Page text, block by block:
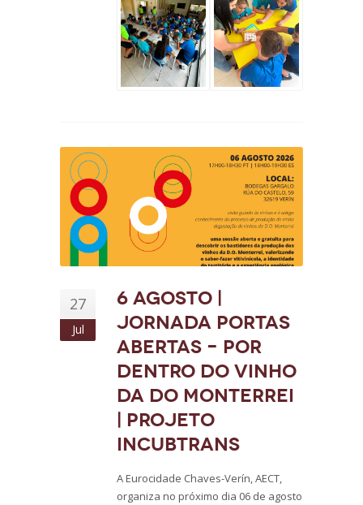
27
Jul
6 agosto |
Jornada Portas
Abertas – Por
dentro do Vinho
da DO Monterrei
| Projeto
INCUBTRANS
A Eurocidade Chaves-Verín, AECT,
organiza no próximo dia 06 de agosto